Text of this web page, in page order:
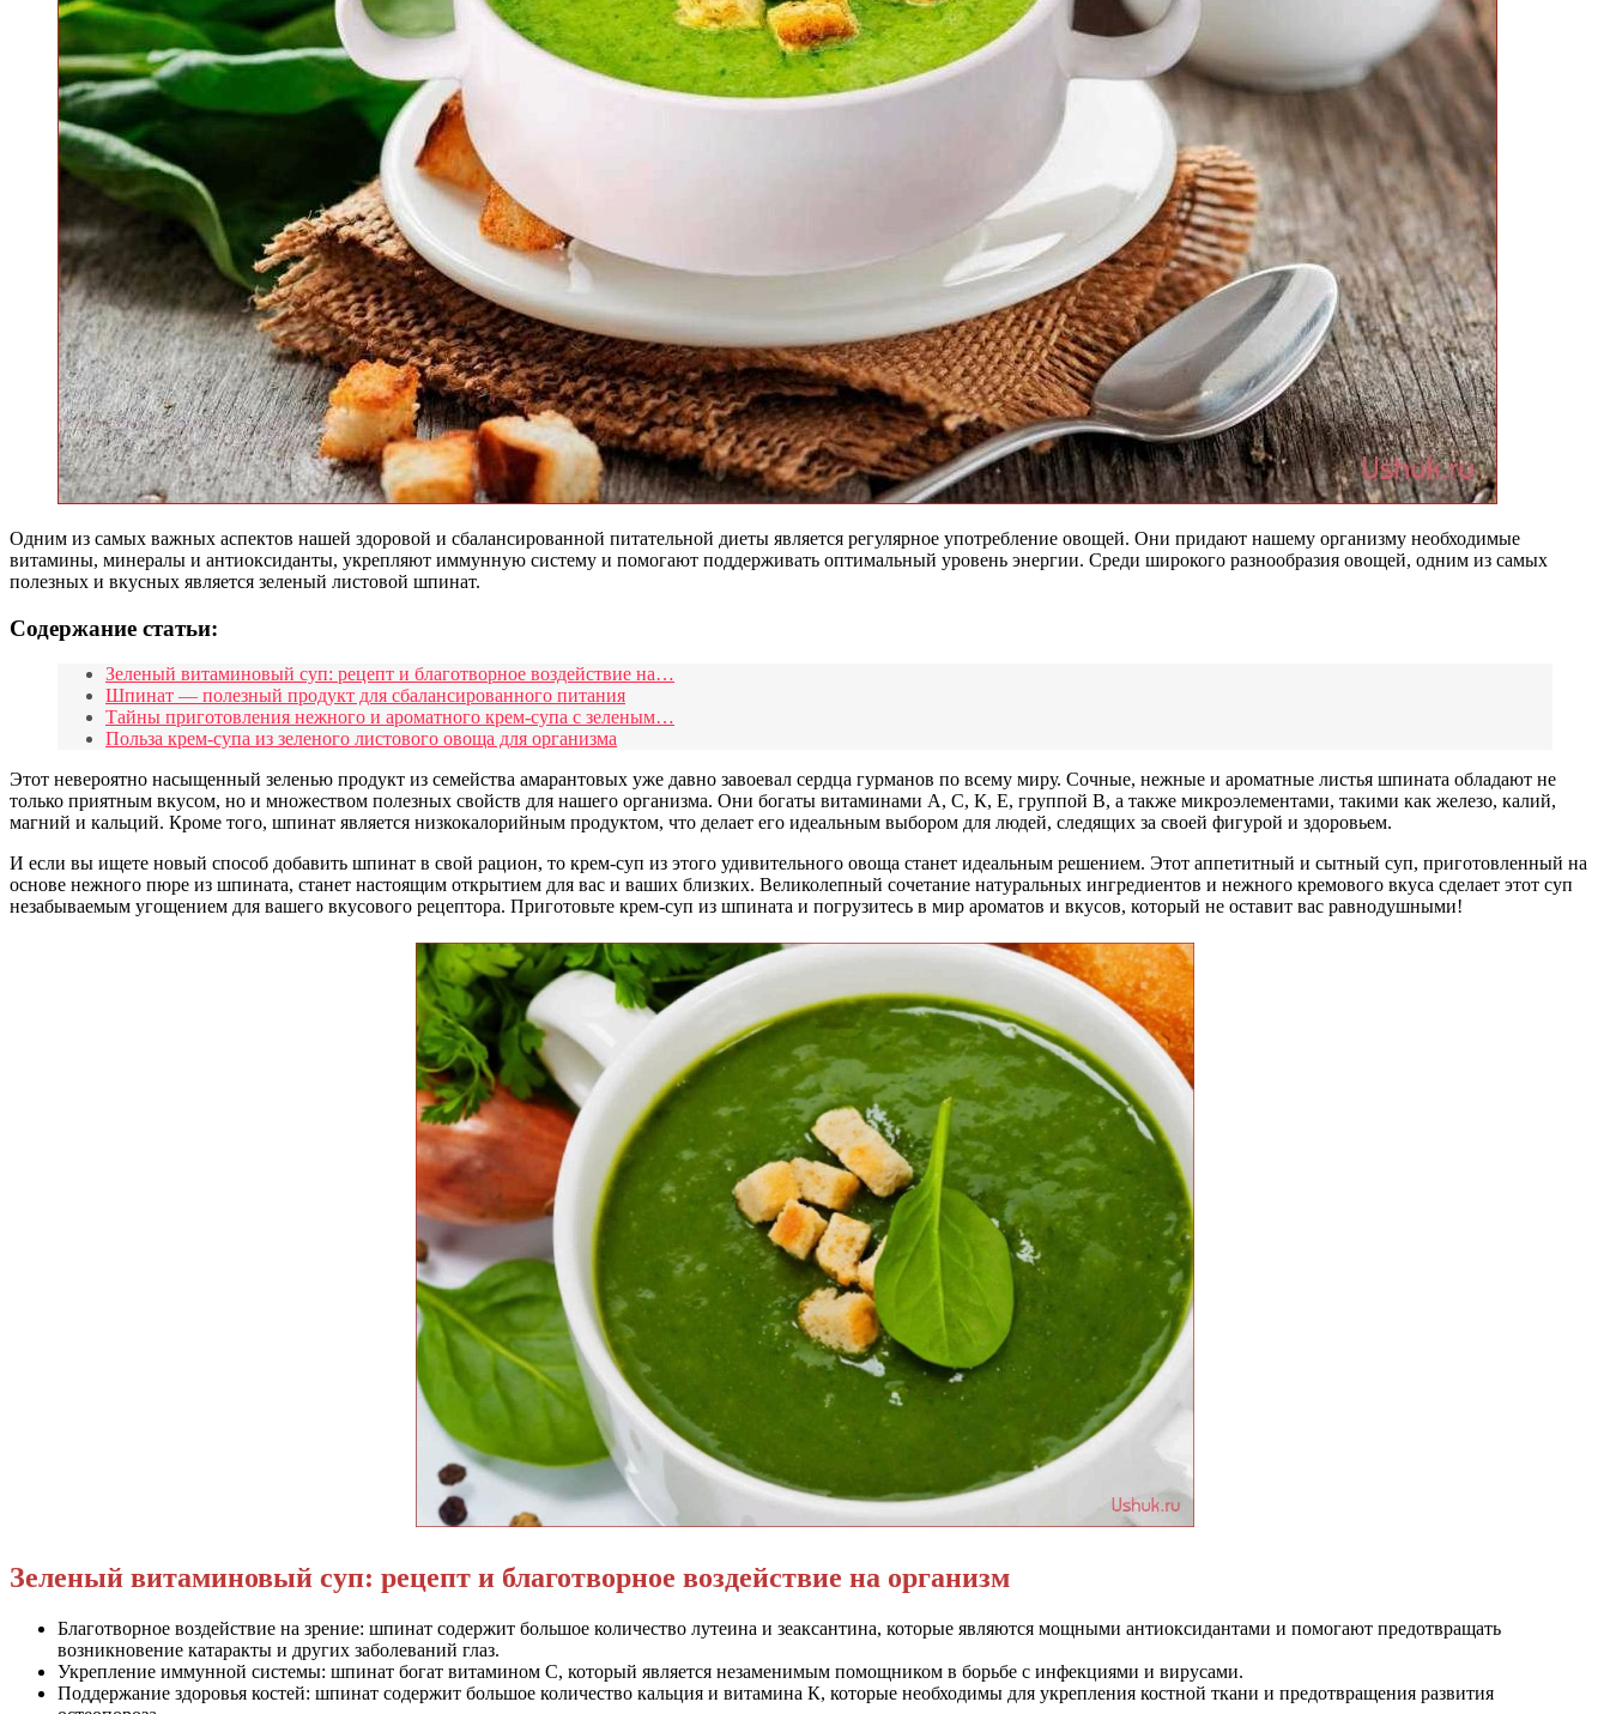
Одним из самых важных аспектов нашей здоровой и сбалансированной питательной диеты является регулярное употребление овощей. Они придают нашему организму необходимые
витамины, минералы и антиоксиданты, укрепляют иммунную систему и помогают поддерживать оптимальный уровень энергии. Среди широкого разнообразия овощей, одним из самых
полезных и вкусных является зеленый листовой шпинат.
Содержание статьи:
Зеленый витаминовый суп: рецепт и благотворное воздействие на…
Шпинат — полезный продукт для сбалансированного питания
Тайны приготовления нежного и ароматного крем-супа с зеленым…
Польза крем-супа из зеленого листового овоща для организма
Этот невероятно насыщенный зеленью продукт из семейства амарантовых уже давно завоевал сердца гурманов по всему миру. Сочные, нежные и ароматные листья шпината обладают не
только приятным вкусом, но и множеством полезных свойств для нашего организма. Они богаты витаминами А, С, К, Е, группой В, а также микроэлементами, такими как железо, калий,
магний и кальций. Кроме того, шпинат является низкокалорийным продуктом, что делает его идеальным выбором для людей, следящих за своей фигурой и здоровьем.
И если вы ищете новый способ добавить шпинат в свой рацион, то крем-суп из этого удивительного овоща станет идеальным решением. Этот аппетитный и сытный суп, приготовленный на
основе нежного пюре из шпината, станет настоящим открытием для вас и ваших близких. Великолепный сочетание натуральных ингредиентов и нежного кремового вкуса сделает этот суп
незабываемым угощением для вашего вкусового рецептора. Приготовьте крем-суп из шпината и погрузитесь в мир ароматов и вкусов, который не оставит вас равнодушными!
Зеленый витаминовый суп: рецепт и благотворное воздействие на организм
Благотворное воздействие на зрение: шпинат содержит большое количество лутеина и зеаксантина, которые являются мощными антиоксидантами и помогают предотвращать
возникновение катаракты и других заболеваний глаз.
Укрепление иммунной системы: шпинат богат витамином С, который является незаменимым помощником в борьбе с инфекциями и вирусами.
Поддержание здоровья костей: шпинат содержит большое количество кальция и витамина К, которые необходимы для укрепления костной ткани и предотвращения развития